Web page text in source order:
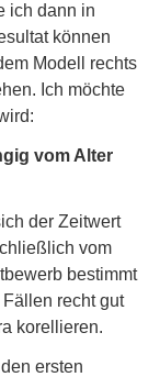
ich dann in
können
Modell rechts
Ich möchte
vom Alter
der Zeitwert
vom
bestimmt
recht gut
korellieren.
ersten